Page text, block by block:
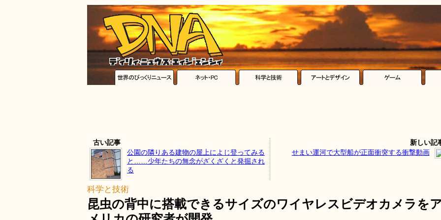
古い記事
公園の隣りある建物の屋上によじ登ってみる
と……少年たちの無念がざくざくと発掘され
る
新しい記
せまい運河で大型船が正面衝突する衝撃動画
科学と技術
昆虫の背中に搭載できるサイズのワイヤレスビデオカメラを